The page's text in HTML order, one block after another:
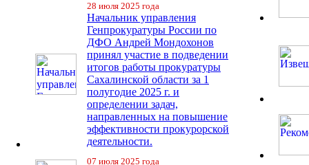
28 июля 2025 года
Начальник управления
Генпрокуратуры России по
ДФО Андрей Мондохонов
принял участие в подведении
итогов работы прокуратуры
Сахалинской области за 1
полугодие 2025 г. и
определении задач,
направленных на повышение
эффективности прокурорской
деятельности.
07 июля 2025 года